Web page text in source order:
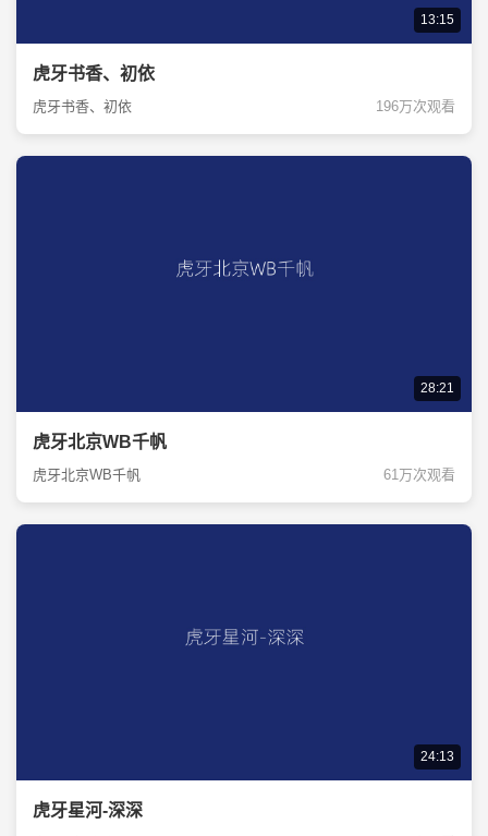
13:15
虎牙书香、初依
虎牙书香、初依 196万次观看
28:21
虎牙北京WB千帆
虎牙北京WB千帆 61万次观看
24:13
虎牙星河-深深